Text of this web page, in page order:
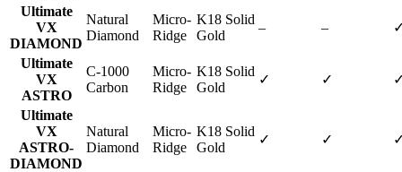
Ultimate
VX
DIAMOND
Natural
Diamond
Micro-
Ridge
K18 Solid
Gold
– –
Ultimate
VX
ASTRO
C-1000
Carbon
Micro-
Ridge
K18 Solid
Gold
✓ ✓
Ultimate
VX
ASTRO-
DIAMOND
Natural
Diamond
Micro-
Ridge
K18 Solid
Gold
✓ ✓